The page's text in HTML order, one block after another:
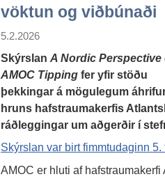
vöktun og viðbúnaði
5.2.2026
Skýrslan A Nordic Perspective
AMOC Tipping fer yfir stöðu
þekkingar á mögulegum
hruns hafstraumakerfis
ráðleggingar um aðgerðir í
Skýrslan var birt fimmtudaginn
AMOC er hluti af